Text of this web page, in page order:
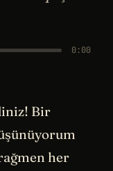
0:00
Bir
her